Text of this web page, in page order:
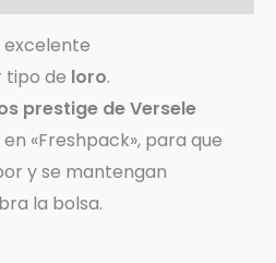
excelente
tipo de loro.
prestige de Versele
«Freshpack», para que
y se mantengan
la bolsa.